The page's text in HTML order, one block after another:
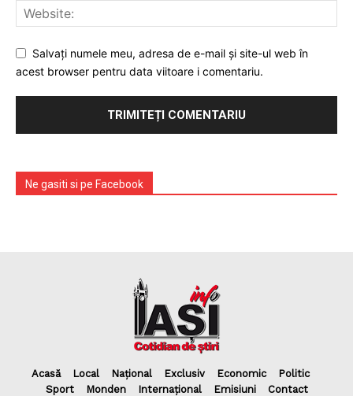
Salvați numele meu, adresa de e-mail și site-ul web în
acest browser pentru data viitoare i comentariu.
Ne gasiti si pe Facebook
Acasă Local Național Exclusiv Economic
Politic
Sport
Monden Internațional Emisiuni Contact